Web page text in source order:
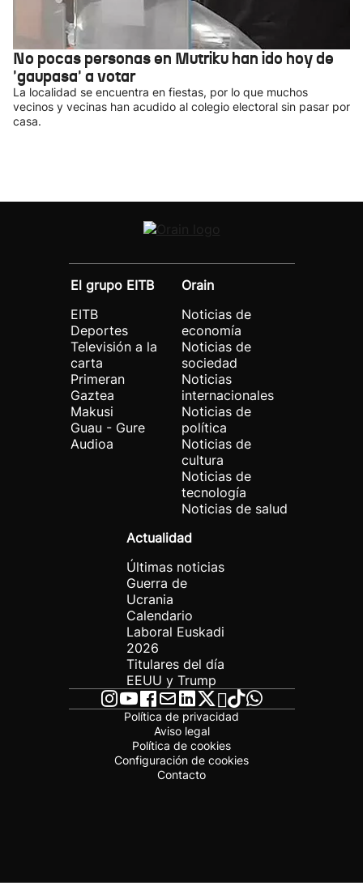
No pocas personas en Mutriku han ido hoy de
'gaupasa' a votar
La localidad se encuentra en fiestas, por lo que muchos
vecinos y vecinas han acudido al colegio electoral sin pasar por
casa.
El grupo EITB
EITB
Deportes
Televisión a la
carta
Primeran
Gaztea
Makusi
Guau - Gure
Audioa
Orain
Noticias de
economía
Noticias de
sociedad
Noticias
internacionales
Noticias de
política
Noticias de
cultura
Noticias de
tecnología
Noticias de salud
Actualidad
Últimas noticias
Guerra de
Ucrania
Calendario
Laboral Euskadi
2026
Titulares del día
EEUU y Trump
Política de privacidad
Aviso legal
Política de cookies
Configuración de cookies
Contacto